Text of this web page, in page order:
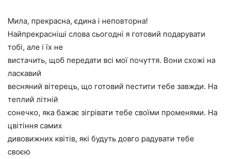
Мила, прекрасна, єдина і неповторна!
Найпрекрасніші слова сьогодні я готовий подарувати
тобі, але і їх не
вистачить, щоб передати всі мої почуття. Вони схожі на
ласкавий
весняний вітерець, що готовий пестити тебе завжди. На
теплий літній
сонечко, яка бажає зігрівати тебе своїми променями. На
цвітіння самих
дивовижних квітів, які будуть довго радувати тебе
своєю